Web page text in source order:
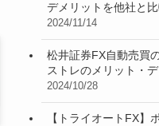
デメリットを他社と
2024/11/14
松井証券FX自動売買
ストレのメリット・
2024/10/28
【トライオートFX】